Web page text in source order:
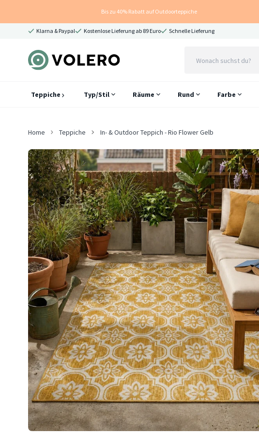
Bis zu 40% Rabatt auf Outdoorteppiche
Klarna & Paypal Kostenlose Lieferung ab 89 Euro Schnelle Lieferung
Teppiche Typ/Stil Räume Rund Farbe
Home Teppiche In- & Outdoor Teppich - Rio Flower Gelb